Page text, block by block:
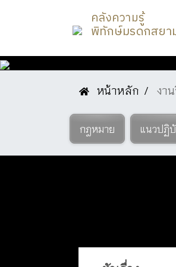
คลังความรู้
พิทักษ์มรดกสยา
องค์
หน้าหลัก งา
กฎหมาย แนวปฏิ